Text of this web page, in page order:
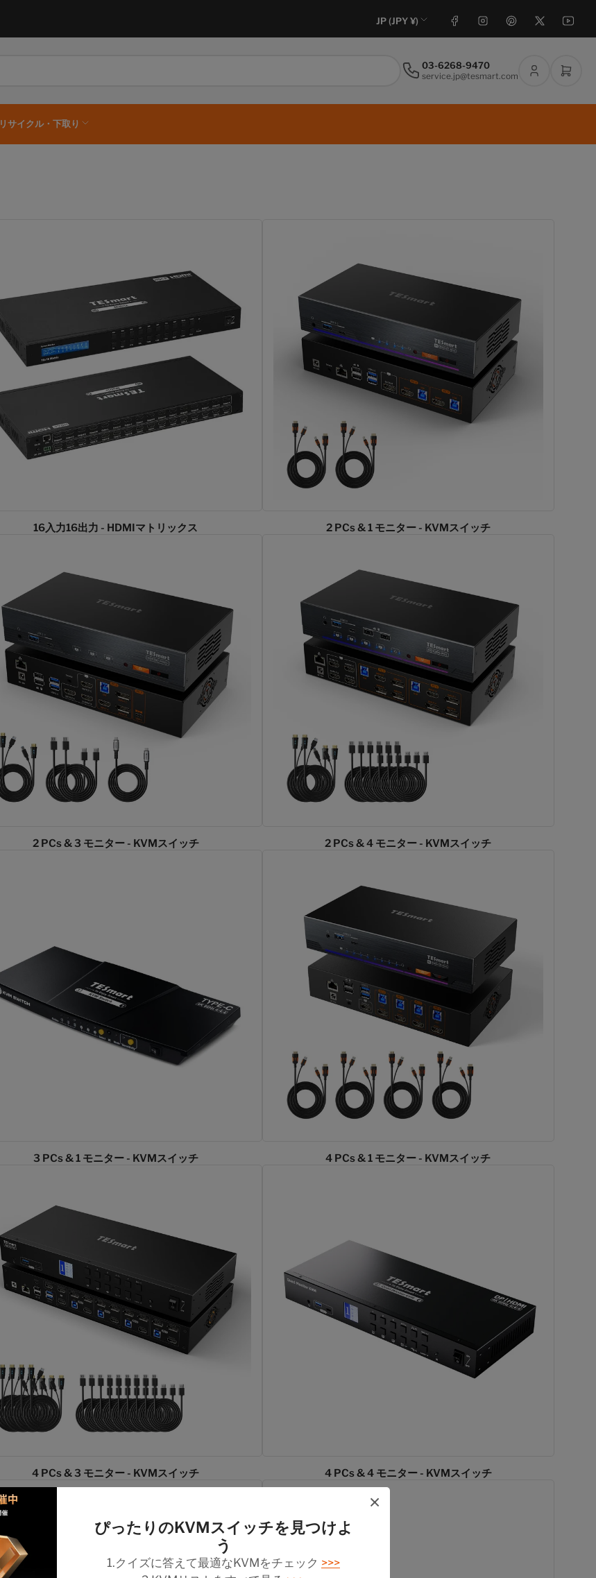
国
/
JP (JPY ¥) フェイスブック インスタグラム ピンタレスト X ユーチューブ
03-6268-9470
service.jp@tesmart.com
ロ
イ
ミニ
リサイクル・下取り
16入力16出力 - HDMIマトリックス 2 PCs & 1 モニター - KVMスイッチ
2 PCs & 3 モニター - KVMスイッチ 2 PCs & 4 モニター - KVMスイッチ
3 PCs & 1 モニター - KVMスイッチ 4 PCs & 1 モニター - KVMスイッチ
4 PCs & 3 モニター - KVMスイッチ 4 PCs & 4 モニター - KVMスイッチ
×
ぴったりのKVMスイッチを見つけよ
う
1.クイズに答えて最適なKVMをチェック >>>